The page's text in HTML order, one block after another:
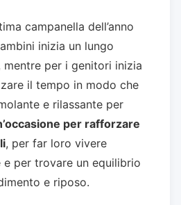
campanella dell’anno
inizia un lungo
per i genitori inizia
il tempo in modo che
e rilassante per
per rafforzare
, per far loro vivere
e per trovare un equilibrio
e riposo.